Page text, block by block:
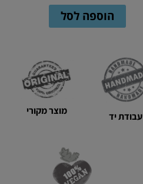
כריות
אמרה
סרוגה
הוספה לסל
עבודת יד מוצר מקורי